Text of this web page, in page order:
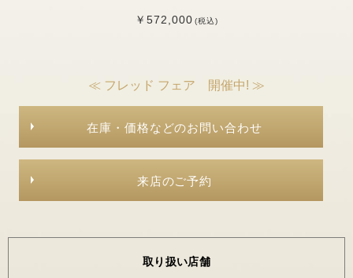
￥572,000(税込)
≪ フレッド フェア 開催中! ≫
在庫・価格などのお問い合わせ
来店のご予約
取り扱い店舗